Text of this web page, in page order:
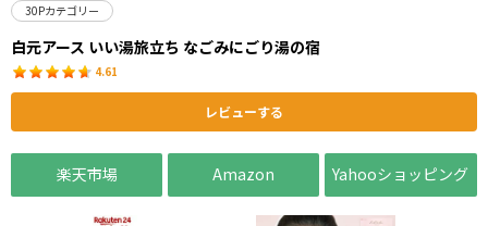
30Pカテゴリー
白元アース いい湯旅立ち なごみにごり湯の宿
4.61
レビューする
楽天市場 Amazon Yahooショッピング